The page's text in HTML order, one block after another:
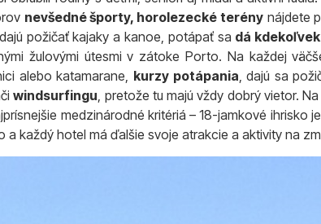
nevšedné športy, horolezecké terénynájdete
požičať kajaky a kanoe, potápať sa dá kdekoľvek
žulovými útesmi v zátoke Porto. Na každej
alebo katamarane, kurzy potápania , dajú sa
windsurfingu , pretože tu majú vždy dobrý vietor.
medzinárodné kritériá – 18-jamkové
a každý hotel má ďalšie svoje atrakcie a aktivity na